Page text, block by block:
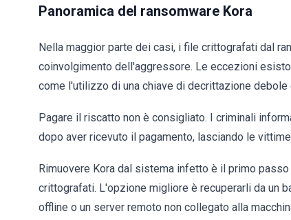
Panoramica del ransomware Kora
Nella maggior parte dei casi, i file crittografati dal
coinvolgimento dell'aggressore. Le eccezioni
come l'utilizzo di una chiave di decrittazione debole
Pagare il riscatto non è consigliato. I criminali
dopo aver ricevuto il pagamento, lasciando le
Rimuovere Kora dal sistema infetto è il primo
crittografati. L'opzione migliore è recuperarli da un
offline o un server remoto non collegato alla